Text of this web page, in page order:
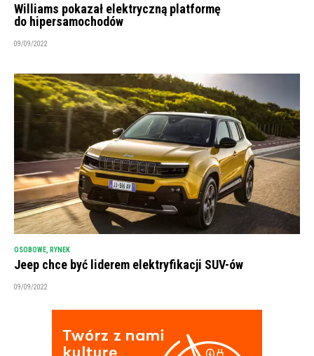
Williams pokazał elektryczną platformę
do hipersamochodów
09/09/2022
OSOBOWE, RYNEK
Jeep chce być liderem elektryfikacji SUV-ów
09/09/2022